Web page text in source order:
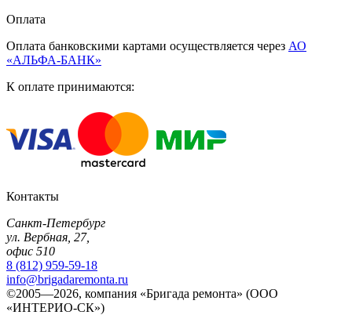
Оплата
Оплата банковскими картами осуществляется через АО
«АЛЬФА-БАНК»
К оплате принимаются:
Контакты
Санкт-Петербург
ул. Вербная, 27,
офис 510
8 (812) 959-59-18
info@brigadaremonta.ru
©2005—2026, компания «Бригада ремонта» (ООО
«ИНТЕРИО-СК»)